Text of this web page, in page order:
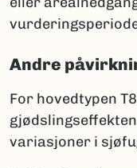
Andre
For hovedtypen
variasjoner i